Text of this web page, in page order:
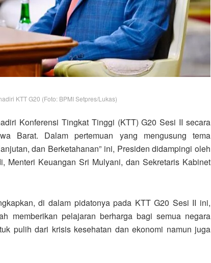
KTT G20 (Foto: BPMI Setpres/Lukas)
Konferensi Tingkat Tinggi (KTT) G20 Sesi II secara
Barat. Dalam pertemuan yang mengusung tema
dan Berketahanan” ini, Presiden didampingi oleh
Menteri Keuangan Sri Mulyani, dan Sekretaris Kabinet
di dalam pidatonya pada KTT G20 Sesi II ini,
memberikan pelajaran berharga bagi semua negara
pulih dari krisis kesehatan dan ekonomi namun juga